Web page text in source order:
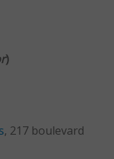
)
, 217 boulevard